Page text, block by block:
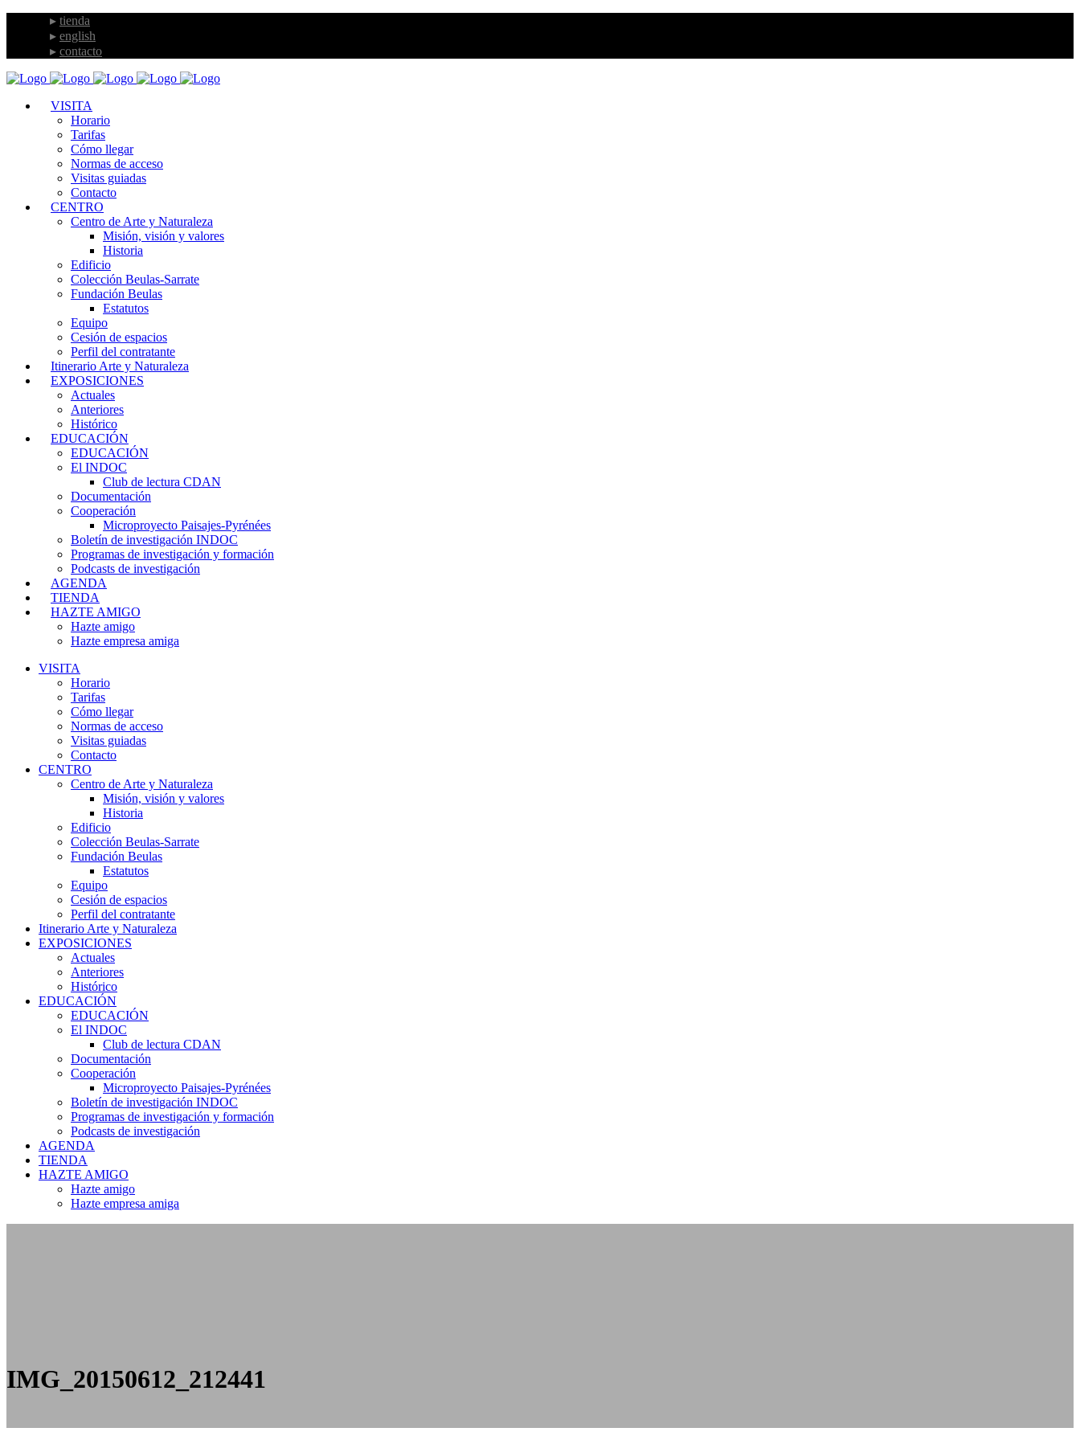
tienda
english
contacto
VISITA
Horario
Tarifas
Cómo llegar
Normas de acceso
Visitas guiadas
Contacto
CENTRO
Centro de Arte y Naturaleza
Misión, visión y valores
Historia
Edificio
Colección Beulas-Sarrate
Fundación Beulas
Estatutos
Equipo
Cesión de espacios
Perfil del contratante
Itinerario Arte y Naturaleza
EXPOSICIONES
Actuales
Anteriores
Histórico
EDUCACIÓN
EDUCACIÓN
El INDOC
Club de lectura CDAN
Documentación
Cooperación
Microproyecto Paisajes-Pyrénées
Boletín de investigación INDOC
Programas de investigación y formación
Podcasts de investigación
AGENDA
TIENDA
HAZTE AMIGO
Hazte amigo
Hazte empresa amiga
VISITA
Horario
Tarifas
Cómo llegar
Normas de acceso
Visitas guiadas
Contacto
CENTRO
Centro de Arte y Naturaleza
Misión, visión y valores
Historia
Edificio
Colección Beulas-Sarrate
Fundación Beulas
Estatutos
Equipo
Cesión de espacios
Perfil del contratante
Itinerario Arte y Naturaleza
EXPOSICIONES
Actuales
Anteriores
Histórico
EDUCACIÓN
EDUCACIÓN
El INDOC
Club de lectura CDAN
Documentación
Cooperación
Microproyecto Paisajes-Pyrénées
Boletín de investigación INDOC
Programas de investigación y formación
Podcasts de investigación
AGENDA
TIENDA
HAZTE AMIGO
Hazte amigo
Hazte empresa amiga
IMG_20150612_212441